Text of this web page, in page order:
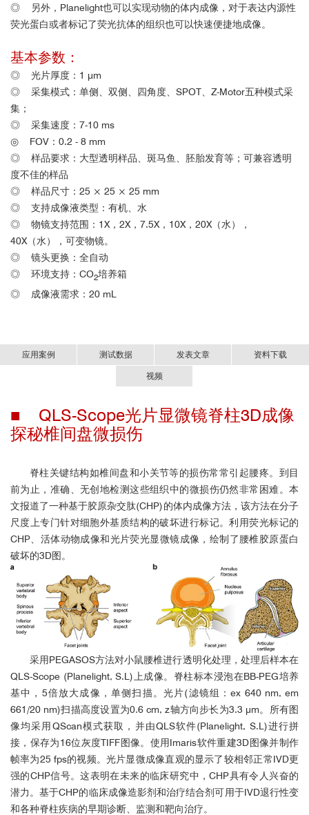
◎ 另外，Planelight也可以实现动物的体内成像，对于表达内源性
荧光蛋白或者标记了荧光抗体的组织也可以快速便捷地成像。
基本参数：
◎ 光片厚度：1 μm
◎ 采集模式 ： 单侧、双侧、四角度、SPOT、Z-Motor五种模式采
集；
◎ 采集速度 ：7-10 ms
◎ FOV ： 0.2 - 8 mm
◎ 样品要求 ： 大型透明样品、斑马鱼、胚胎发育等；可兼容透明
度不佳的样品
◎ 样品尺寸：25 × 25 × 25 mm
◎ 支持成像液类型 ： 有机、水
◎ 物镜支持范围 ： 1X，2X，7.5X，10X，20X（水），
40X（水），可变物镜。
◎ 镜头更换：全自动
◎ 环境支持：CO2培养箱
◎ 成像液需求 ： 20 mL
应用案例 测试数据 发表文章 资料下载
视频
■ QLS-Scope光片显微镜脊柱3D成像
探秘椎间盘微损伤
脊柱关键结构如椎间盘和小关节等的损伤常常引起腰疼。到目
前为止，准确、无创地检测这些组织中的微损伤仍然非常困难。本
文报道了一种基于胶原杂交肽(CHP)的体内成像方法，该方法在分子
尺度上专门针对细胞外基质结构的破坏进行标记。利用荧光标记的
CHP、活体动物成像和光片荧光显微镜成像，绘制了腰椎胶原蛋白
破坏的3D图。
采用PEGASOS方法对小鼠腰椎进行透明化处理，处理后样本在
QLS-Scope (Planelight, S.L)上成像。脊柱标本浸泡在BB-PEG培养
基中，5倍放大成像，单侧扫描。光片(滤镜组：ex 640 nm, em
661/20 nm)扫描高度设置为0.6 cm, z轴方向步长为3.3 μm。所有图
像均采用QScan模式获取，并由QLS软件(Planelight, S.L)进行拼
接，保存为16位灰度TIFF图像。使用Imaris软件重建3D图像并制作
帧率为25 fps的视频。光片显微成像直观的显示了较相邻正常IVD更
强的CHP信号。这表明在未来的临床研究中，CHP具有令人兴奋的
潜力。基于CHP的临床成像造影剂和治疗结合剂可用于IVD退行性变
和各种脊柱疾病的早期诊断、监测和靶向治疗。
小鼠胚胎血管：
小鼠全脑：
极速多角度3D光片荧光显微镜-中文资料.pdf
内分泌系统老化过程中血管密度和内皮细胞亚群的动态变化-应用案
高速多角度3D光片荧光显微镜QLS-scope介绍
（中文）
3D展示：小鼠肌肉神经接头1X